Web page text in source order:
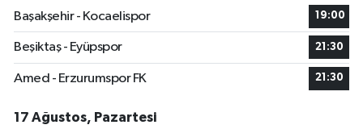
Başakşehir - Kocaelispor
19:00
Beşiktaş - Eyüpspor 21:30
Amed - Erzurumspor FK 21:30
17 Ağustos, Pazartesi